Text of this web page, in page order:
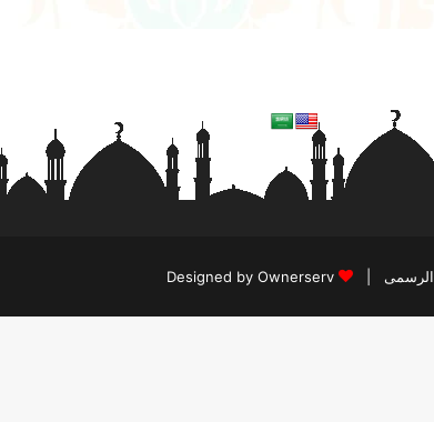
Designed by Ownerserv